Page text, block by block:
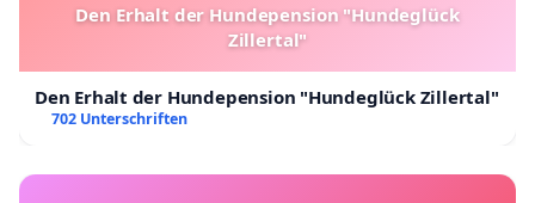
Den Erhalt der Hundepension "Hundeglück
Zillertal"
Den Erhalt der Hundepension "Hundeglück Zillertal"
702 Unterschriften